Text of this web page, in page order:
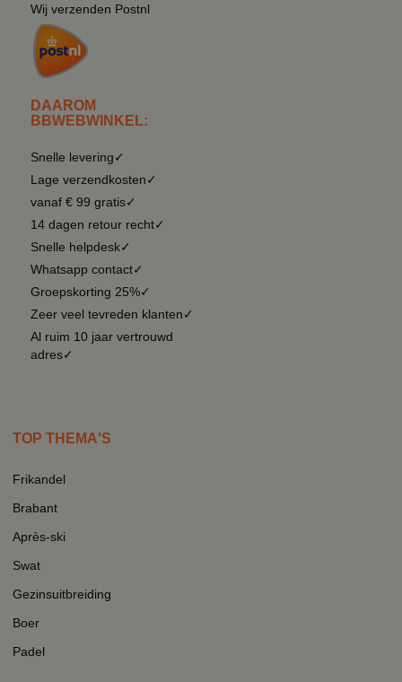
Wij verzenden Postnl
DAAROM
BBWEBWINKEL:
Snelle levering✓
Lage verzendkosten✓
vanaf € 99 gratis✓
14 dagen retour recht✓
Snelle helpdesk✓
Whatsapp contact✓
Groepskorting 25%✓
Zeer veel tevreden klanten✓
Al ruim 10 jaar vertrouwd
adres✓
TOP THEMA'S
Frikandel
Brabant
Après-ski
Swat
Gezinsuitbreiding
Boer
Padel